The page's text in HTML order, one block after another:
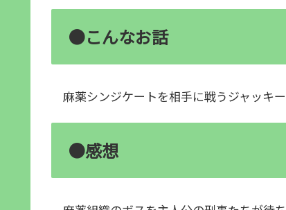
●こんなお話
麻薬シンジケートを相手に戦うジャッキー
●感想